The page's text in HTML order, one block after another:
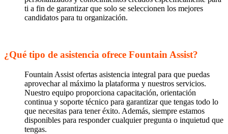
ti a fin de garantizar que solo se seleccionen los mejores
candidatos para tu organización.
¿Qué tipo de asistencia ofrece Fountain Assist?
Fountain Assist ofertas asistencia integral para que puedas
aprovechar al máximo la plataforma y nuestros servicios.
Nuestro equipo proporciona capacitación, orientación
continua y soporte técnico para garantizar que tengas todo lo
que necesitas para tener éxito. Además, siempre estamos
disponibles para responder cualquier pregunta o inquietud que
tengas.